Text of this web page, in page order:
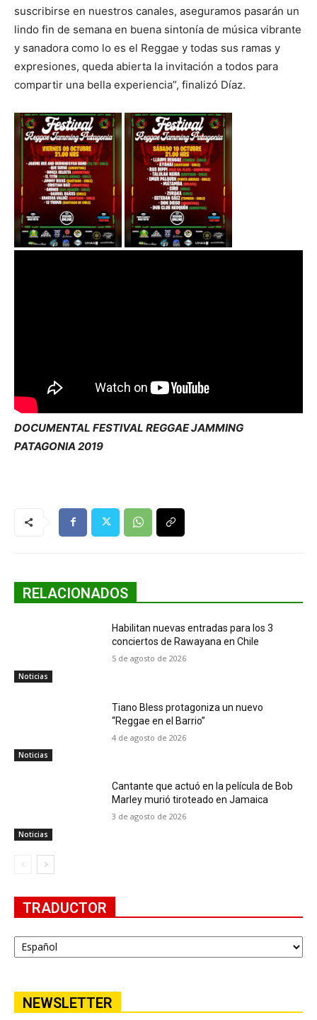
suscribirse en nuestros canales, aseguramos pasarán un
lindo fin de semana en buena sintonía de música vibrante
y sanadora como lo es el Reggae y todas sus ramas y
expresiones, queda abierta la invitación a todos para
compartir una bella experiencia”, finalizó Díaz.
DOCUMENTAL FESTIVAL REGGAE JAMMING
PATAGONIA 2019
RELACIONADOS
Noticias
Habilitan nuevas entradas para los 3
conciertos de Rawayana en Chile
5 de agosto de 2026
Noticias
Tiano Bless protagoniza un nuevo
“Reggae en el Barrio”
4 de agosto de 2026
Noticias
Cantante que actuó en la película de Bob
Marley murió tiroteado en Jamaica
3 de agosto de 2026
TRADUCTOR
NEWSLETTER